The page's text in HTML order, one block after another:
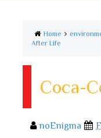
Home
After Life
Coca-
noEnigma